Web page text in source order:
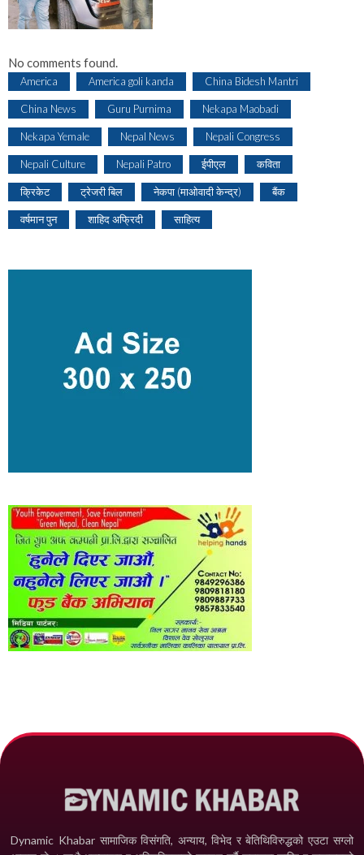
No comments found.
America America goli kanda China Bidesh Mantri
China News Guru Purnima Nekapa Maobadi
Nekapa Yemale Nepal News Nepali Congress
Nepali Culture Nepali Patro ईपीएल कविता
क्रिकेट ट्रेजरी बिल नेकपा (माओवादी केन्द्र) बैंक
वर्षमान पुन शाहिद अफ्रिदी साहित्य
Dynamic Khabar सामाजिक विसंगति, अन्याय, विभेद­ र बेतिथिविरुद्धको एउटा सग्लो